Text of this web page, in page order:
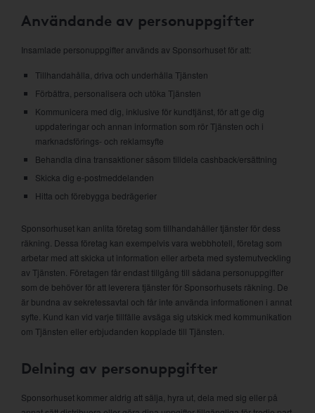
Användande av personuppgifter
Insamlade personuppgifter används av Sponsorhuset för att:
Tillhandahålla, driva och underhålla Tjänsten
Förbättra, personalisera och utöka Tjänsten
Kommunicera med dig, inklusive för kundtjänst, för att ge dig
uppdateringar och annan information som rör Tjänsten och i
marknadsförings- och reklamsyfte
Behandla dina transaktioner såsom tilldela cashback/ersättning
Skicka dig e-postmeddelanden
Hitta och förebygga bedrägerier
Sponsorhuset kan anlita företag som tillhandahåller tjänster för dess
räkning. Dessa företag kan exempelvis vara webbhotell, företag som
arbetar med att skicka ut information eller arbeta med systemutveckling
av Tjänsten. Företagen får endast tillgång till sådana personuppgifter
som de behöver för att leverera tjänster för Sponsorhusets räkning. De
är bundna av sekretessavtal och får inte använda informationen i annat
syfte. Kund kan vid varje tillfälle avsäga sig utskick med kommunikation
om Tjänsten eller erbjudanden kopplade till Tjänsten.
Delning av personuppgifter
Sponsorhuset kommer aldrig att sälja, hyra ut, dela med sig eller på